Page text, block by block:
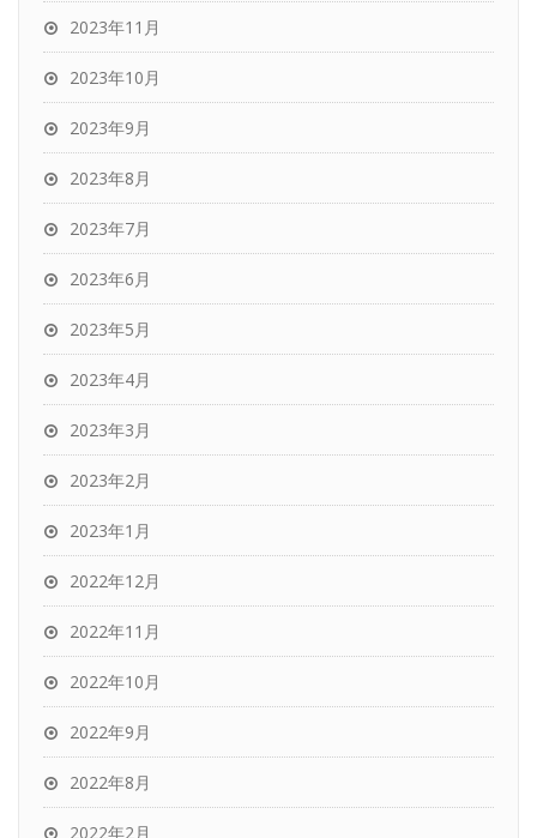
2023年11月
2023年10月
2023年9月
2023年8月
2023年7月
2023年6月
2023年5月
2023年4月
2023年3月
2023年2月
2023年1月
2022年12月
2022年11月
2022年10月
2022年9月
2022年8月
2022年2月